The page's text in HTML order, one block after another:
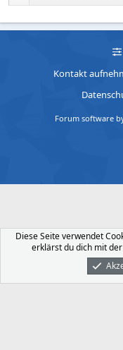
Kontakt
Forum software
Was Ist Neu
Diese Seite verwendet
erklärst du dich mit